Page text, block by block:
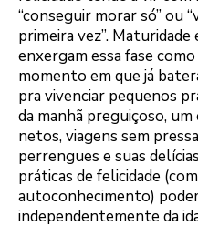
“conseguir morar só” ou
primeira vez”.
enxergam essa fase
momento em que já
pra vivenciar pequenos
da manhã preguiçoso,
netos, viagens sem
perrengues e suas
práticas de felicidade
autoconhecimento)
independentemente da